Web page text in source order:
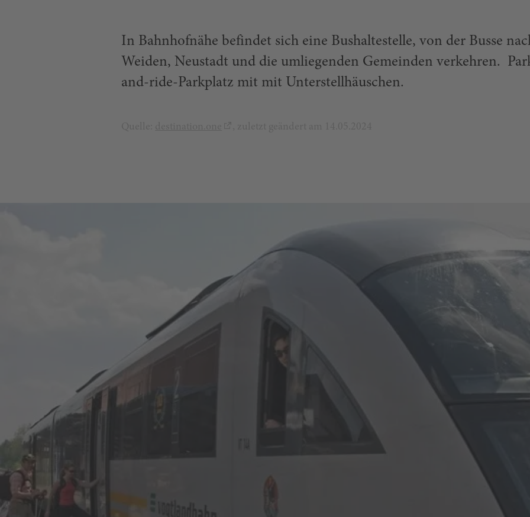
In Bahnhofnähe befindet sich eine Bushaltestelle, von der Busse
Weiden, Neustadt und die umliegenden Gemeinden verkehren.
and-ride-Parkplatz mit mit Unterstellhäuschen.